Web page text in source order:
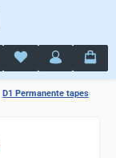
Je hebt 0 items op
D1 Permanente tapes